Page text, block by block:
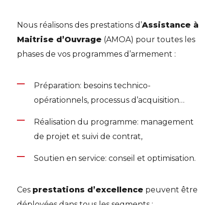
Nous réalisons des prestations d’Assistance à
Maitrise d’Ouvrage (AMOA) pour toutes les
phases de vos programmes d’armement :
Préparation: besoins technico-
opérationnels, processus d’acquisition…
Réalisation du programme: management
de projet et suivi de contrat,
Soutien en service: conseil et optimisation.
Ces prestations d’excellence peuvent être